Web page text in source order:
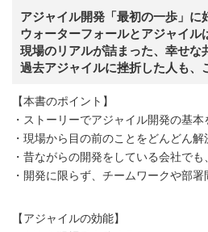
アジャイル開発「最初の一歩」に
ウォーターフォールとアジャイル
現場のリアルが詰まった、幸せな
過去アジャイルに挫折した人も、
【本書のポイント】
・ストーリーでアジャイル開発の基本
・現場から目の前のことをどんどん
・昔ながらの開発をしている会社で
・開発に限らず、チームワークや部署
【アジャイルの効能】